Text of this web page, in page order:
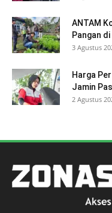
ANTAM
Pangan
3 Agustus
Harga
Jamin
2 Agustus